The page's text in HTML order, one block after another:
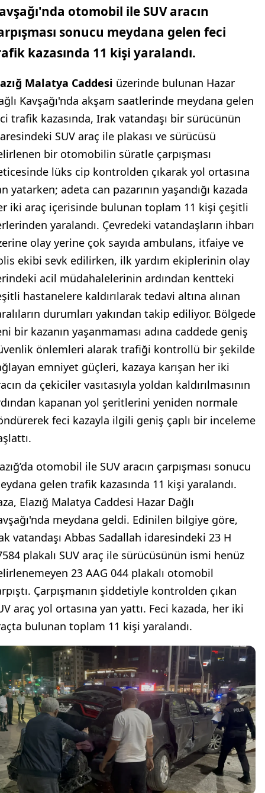
otomobil ile SUV aracın
sonucu meydana gelen feci
kazasında 11 kişi yaralandı.
Malatya Caddesi üzerinde bulunan Hazar
Kavşağı'nda akşam saatlerinde meydana gelen
trafik kazasında, Irak vatandaşı bir sürücünün
SUV araç ile plakası ve sürücüsü
bir otomobilin süratle çarpışması
lüks cip kontrolden çıkarak yol ortasına
yatarken; adeta can pazarının yaşandığı kazada
iki araç içerisinde bulunan toplam 11 kişi çeşitli
yaralandı. Çevredeki vatandaşların ihbarı
olay yerine çok sayıda ambulans, itfaiye ve
ekibi sevk edilirken, ilk yardım ekiplerinin olay
acil müdahalelerinin ardından kentteki
hastanelere kaldırılarak tedavi altına alınan
durumları yakından takip ediliyor. Bölgede
bir kazanın yaşanmaması adına caddede geniş
önlemleri alarak trafiği kontrollü bir şekilde
emniyet güçleri, kazaya karışan her iki
da çekiciler vasıtasıyla yoldan kaldırılmasının
kapanan yol şeritlerini yeniden normale
feci kazayla ilgili geniş çaplı bir inceleme
otomobil ile SUV aracın çarpışması sonucu
gelen trafik kazasında 11 kişi yaralandı.
Elazığ Malatya Caddesi Hazar Dağlı
meydana geldi. Edinilen bilgiye göre,
vatandaşı Abbas Sadallah idaresindeki 23 H
plakalı SUV araç ile sürücüsünün ismi henüz
23 AAG 044 plakalı otomobil
Çarpışmanın şiddetiyle kontrolden çıkan
araç yol ortasına yan yattı. Feci kazada, her iki
bulunan toplam 11 kişi yaralandı.